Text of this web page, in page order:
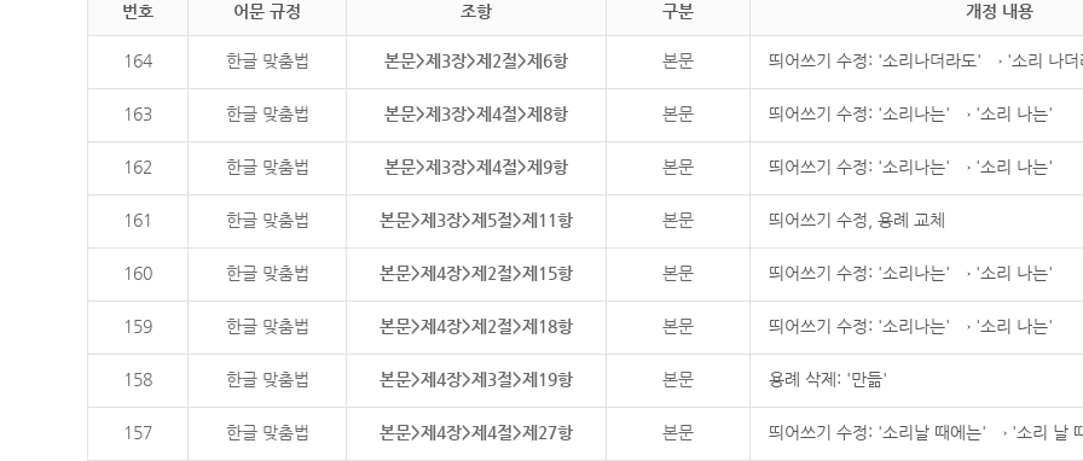
번호 어문 규정 조항 구분 개정 내용
164 한글 맞춤법 본문>제3장>제2절>제6항 본문 띄어쓰기 수정: '소리나더라도' → '소리 나더
163 한글 맞춤법 본문>제3장>제4절>제8항 본문 띄어쓰기 수정: '소리나는' → '소리 나는'
162 한글 맞춤법 본문>제3장>제4절>제9항 본문 띄어쓰기 수정: '소리나는' → '소리 나는'
161 한글 맞춤법 본문>제3장>제5절>제11항 본문 띄어쓰기 수정, 용례 교체
160 한글 맞춤법 본문>제4장>제2절>제15항 본문 띄어쓰기 수정: '소리나는' → '소리 나는'
159 한글 맞춤법 본문>제4장>제2절>제18항 본문 띄어쓰기 수정: '소리나는' → '소리 나는'
158 한글 맞춤법 본문>제4장>제3절>제19항 본문 용례 삭제: '만듦'
157 한글 맞춤법 본문>제4장>제4절>제27항 본문 띄어쓰기 수정: '소리날 때에는' → '소리 날